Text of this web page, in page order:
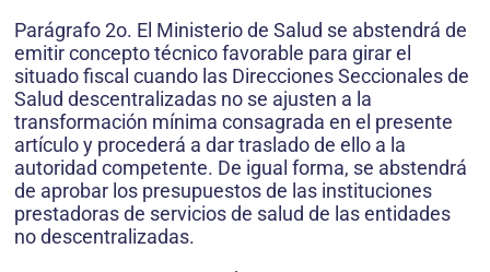
Parágrafo 2o. El Ministerio de Salud se abstendrá de
emitir concepto técnico favorable para girar el
situado fiscal cuando las Direcciones Seccionales de
Salud descentralizadas no se ajusten a la
transformación mínima consagrada en el presente
artículo y procederá a dar traslado de ello a la
autoridad competente. De igual forma, se abstendrá
de aprobar los presupuestos de las instituciones
prestadoras de servicios de salud de las entidades
no descentralizadas.